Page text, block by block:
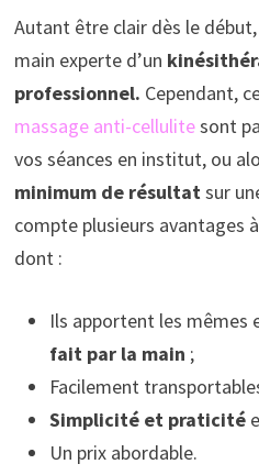
Autant être clair dès le
main experte d’un
professionnel. Cependant,
massage anti-cellulitesont
vos séances en institut, ou
minimum de résultatsur
compte plusieurs avantages
dont :
Ils apportent les mêmes
fait par la main ;
Facilement
Simplicité et praticité
Un prix abordable.